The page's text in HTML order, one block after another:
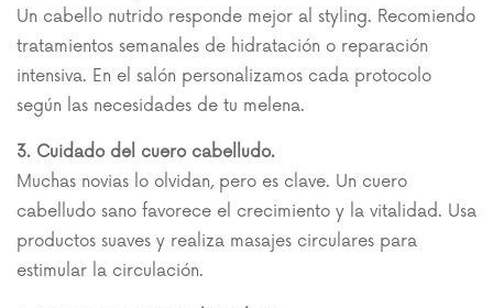
Un cabello nutrido responde mejor al styling. Recomiendo
tratamientos semanales de hidratación o reparación
intensiva. En el salón personalizamos cada protocolo
según las necesidades de tu melena.
3. Cuidado del cuero cabelludo.
Muchas novias lo olvidan, pero es clave. Un cuero
cabelludo sano favorece el crecimiento y la vitalidad. Usa
productos suaves y realiza masajes circulares para
estimular la circulación.